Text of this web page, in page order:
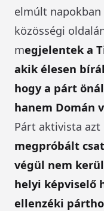
elmúlt
közösségi
megjelentek a
akik élesen
hogy a párt
hanem Domán
Párt aktivista
megpróbált
végül nem
helyi képviselő
ellenzéki